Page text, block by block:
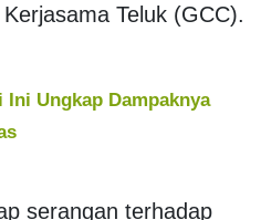
Teluk (GCC).
Ungkap Dampaknya
serangan terhadap